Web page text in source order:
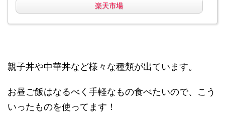
楽天市場
親子丼や中華丼など様々な種類が出ています。
お昼ご飯はなるべく手軽なもの食べたいので、こう
いったものを使ってます！